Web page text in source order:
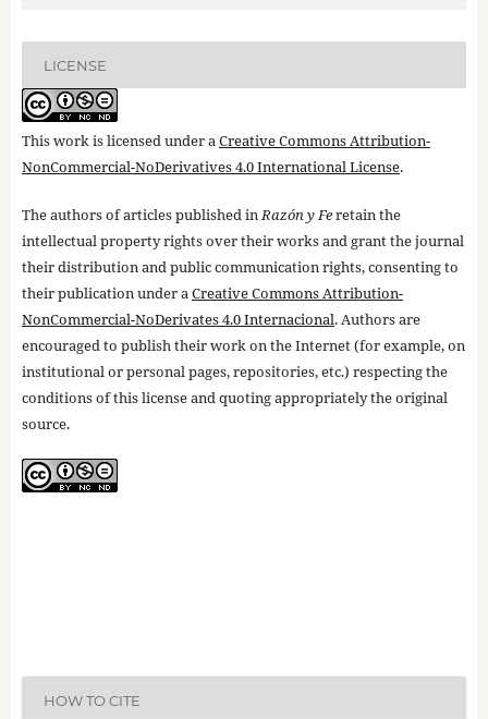
LICENSE
This work is licensed under aCreative Commons Attribution-
NonCommercial-NoDerivatives 4.0 International License.
The authors of articles published inRazón y Feretain the
intellectual property rights over their works and grant the journal
their distribution and public communication rights, consenting to
their publication under aCreative Commons Attribution-
NonCommercial-NoDerivates 4.0 Internacional. Authors are
encouraged to publish their work on the Internet (for example, on
institutional or personal pages, repositories, etc.) respecting the
conditions of this license and quoting appropriately the original
source.
HOW TO CITE